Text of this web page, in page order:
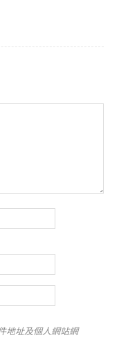
地址及個人網站網